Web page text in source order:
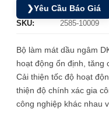
❯Yêu Cầu Báo Giá
SKU: 2585-10009
Bộ làm mát dầu ngâm
hoạt động ổn định, tăng
Cải thiện tốc độ hoạt
thiện độ chính xác gia
công nghiệp khác nhau